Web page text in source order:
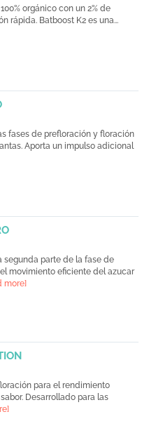
orgánico con un 2% de
rápida. Batboost K2 es una...
fases de prefloración y floración
Aporta un impulso adicional
segunda parte de la fase de
movimiento eficiente del azucar
more]
para el rendimiento
Desarrollado para las